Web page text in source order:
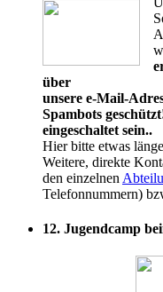
über
unsere e-Mail-
Spambots
eingeschaltet sein..
Hier bitte etwas
Weitere, direkte
den einzelnen
Telefonnummern)
12. Jugendcamp